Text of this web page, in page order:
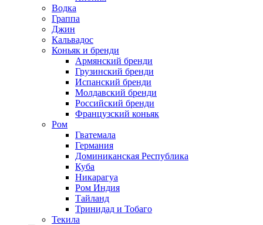
Водка
Граппа
Джин
Кальвадос
Коньяк и бренди
Армянский бренди
Грузинский бренди
Испанский бренди
Молдавский бренди
Российский бренди
Французский коньяк
Ром
Гватемала
Германия
Доминиканская Республика
Куба
Никарагуа
Ром Индия
Тайланд
Тринидад и Тобаго
Текила